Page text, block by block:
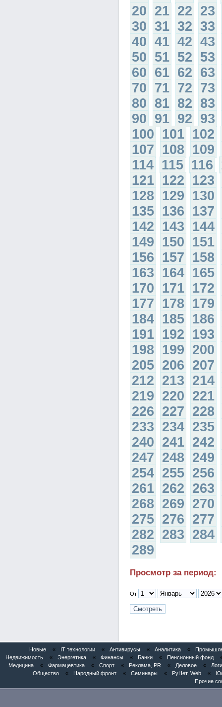
20 21 22 23
30 31 32 33
40 41 42 43
50 51 52 53
60 61 62 63
70 71 72 73
80 81 82 83
90 91 92 93
100 101 102
107 108 109
114 115 116
121 122 123
128 129 130
135 136 137
142 143 144
149 150 151
156 157 158
163 164 165
170 171 172
177 178 179
184 185 186
191 192 193
198 199 200
205 206 207
212 213 214
219 220 221
226 227 228
233 234 235
240 241 242
247 248 249
254 255 256
261 262 263
268 269 270
275 276 277
282 283 284
289
Просмотр за период:
От
Новые « IT технологии « Антивирусы « Аналитика «
Недвижимость
« Энергетика « Финансы « Банки « Пенсионный фонд
Медицина
« Фармацевтика « Спорт « Реклама, PR « Деловое «
Общество
« Народный фронт « Семинары « РуНет, Web «
Прочие